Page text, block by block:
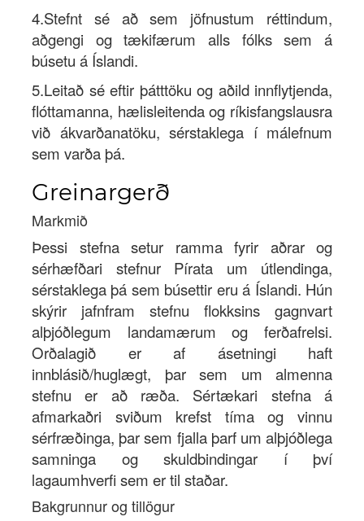
4.Stefnt sé að sem jöfnustum réttindum,
aðgengi og tækifærum alls fólks sem á
búsetu á Íslandi.
5.Leitað sé eftir þátttöku og aðild innflytjenda,
flóttamanna, hælisleitenda og ríkisfangslausra
við ákvarðanatöku, sérstaklega í málefnum
sem varða þá.
Greinargerð
Markmið
Þessi stefna setur ramma fyrir aðrar og
sérhæfðari stefnur Pírata um útlendinga,
sérstaklega þá sem búsettir eru á Íslandi. Hún
skýrir jafnfram stefnu flokksins gagnvart
alþjóðlegum landamærum og ferðafrelsi.
Orðalagið er af ásetningi haft
innblásið/huglægt, þar sem um almenna
stefnu er að ræða. Sértækari stefna á
afmarkaðri sviðum krefst tíma og vinnu
sérfræðinga, þar sem fjalla þarf um alþjóðlega
samninga og skuldbindingar í því
lagaumhverfi sem er til staðar.
Bakgrunnur og tillögur